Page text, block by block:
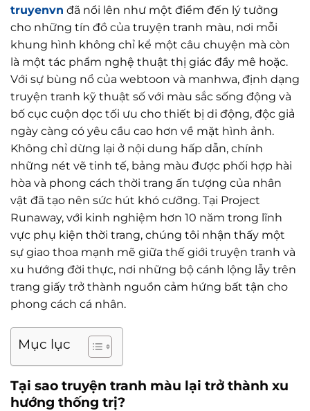
truyenvn đã nổi lên như một điểm đến lý tưởng
cho những tín đồ của truyện tranh màu, nơi mỗi
khung hình không chỉ kể một câu chuyện mà còn
là một tác phẩm nghệ thuật thị giác đầy mê hoặc.
Với sự bùng nổ của webtoon và manhwa, định dạng
truyện tranh kỹ thuật số với màu sắc sống động và
bố cục cuộn dọc tối ưu cho thiết bị di động, độc giả
ngày càng có yêu cầu cao hơn về mặt hình ảnh.
Không chỉ dừng lại ở nội dung hấp dẫn, chính
những nét vẽ tinh tế, bảng màu được phối hợp hài
hòa và phong cách thời trang ấn tượng của nhân
vật đã tạo nên sức hút khó cưỡng. Tại Project
Runaway, với kinh nghiệm hơn 10 năm trong lĩnh
vực phụ kiện thời trang, chúng tôi nhận thấy một
sự giao thoa mạnh mẽ giữa thế giới truyện tranh và
xu hướng đời thực, nơi những bộ cánh lộng lẫy trên
trang giấy trở thành nguồn cảm hứng bất tận cho
phong cách cá nhân.
Mục lục
Tại sao truyện tranh màu lại trở thành xu
hướng thống trị?